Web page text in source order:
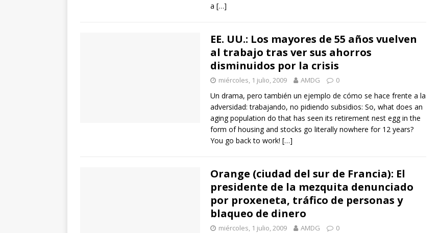
a […]
EE. UU.: Los mayores de 55 años vuelven
al trabajo tras ver sus ahorros
disminuidos por la crisis
miércoles, 1 julio, 2009 AMDG 0
Un drama, pero también un ejemplo de cómo se hace frente a la
adversidad: trabajando, no pidiendo subsidios: So, what does an
aging population do that has seen its retirement nest egg in the
form of housing and stocks go literally nowhere for 12 years?
You go back to work! […]
Orange (ciudad del sur de Francia): El
presidente de la mezquita denunciado
por proxeneta, tráfico de personas y
blaqueo de dinero
miércoles, 1 julio, 2009 AMDG 0